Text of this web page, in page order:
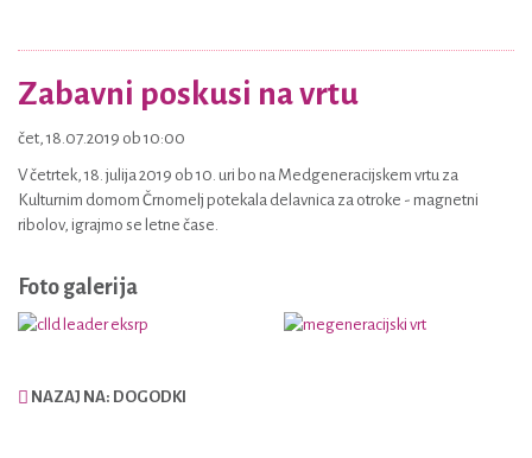
Zabavni poskusi na vrtu
čet, 18.07.2019 ob 10:00
V četrtek, 18. julija 2019 ob 10. uri bo na Medgeneracijskem vrtu za
Kulturnim domom Črnomelj potekala delavnica za otroke - magnetni
ribolov, igrajmo se letne čase.
Foto galerija
NAZAJ NA: DOGODKI